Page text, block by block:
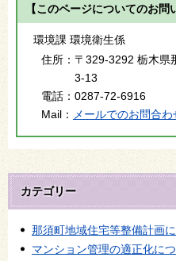
【このページについてのお問
環境課 環境衛生係
住所： 〒329-3292 栃木県
3-13
電話： 0287-72-6916
Mail： メールでのお問合わ
カテゴリー
那須町地域住宅等整備計画
マンション管理の適正化に